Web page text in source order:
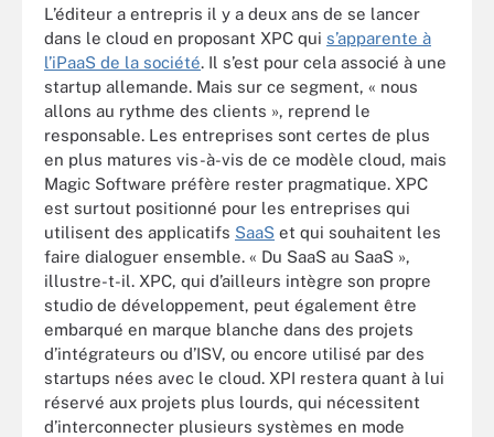
L’éditeur a entrepris il y a deux ans de se lancer
dans le cloud en proposant XPC qui s’apparente à
l’iPaaS de la société. Il s’est pour cela associé à une
startup allemande. Mais sur ce segment, « nous
allons au rythme des clients », reprend le
responsable. Les entreprises sont certes de plus
en plus matures vis-à-vis de ce modèle cloud, mais
Magic Software préfère rester pragmatique. XPC
est surtout positionné pour les entreprises qui
utilisent des applicatifs SaaS et qui souhaitent les
faire dialoguer ensemble. « Du SaaS au SaaS »,
illustre-t-il. XPC, qui d’ailleurs intègre son propre
studio de développement, peut également être
embarqué en marque blanche dans des projets
d’intégrateurs ou d’ISV, ou encore utilisé par des
startups nées avec le cloud. XPI restera quant à lui
réservé aux projets plus lourds, qui nécessitent
d’interconnecter plusieurs systèmes en mode